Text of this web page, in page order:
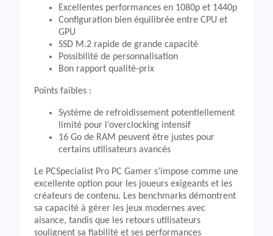
Excellentes performances en 1080p et 1440p
Configuration bien équilibrée entre CPU et
GPU
SSD M.2 rapide de grande capacité
Possibilité de personnalisation
Bon rapport qualité-prix
Points faibles :
Système de refroidissement potentiellement
limité pour l’overclocking intensif
16 Go de RAM peuvent être justes pour
certains utilisateurs avancés
Le PCSpecialist Pro PC Gamer s’impose comme une
excellente option pour les joueurs exigeants et les
créateurs de contenu. Les benchmarks démontrent
sa capacité à gérer les jeux modernes avec
aisance, tandis que les retours utilisateurs
soulignent sa fiabilité et ses performances